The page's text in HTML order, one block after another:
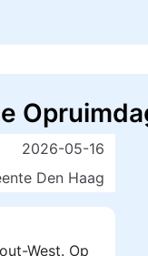
2026-05-16
Den Haag
West. Op